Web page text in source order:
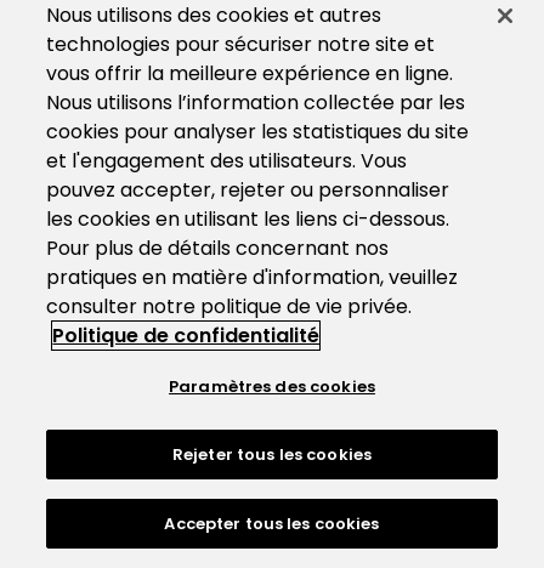
Nous utilisons des cookies et autres
technologies pour sécuriser notre site et
vous offrir la meilleure expérience en ligne.
Nous utilisons l’information collectée par les
cookies pour analyser les statistiques du site
et l'engagement des utilisateurs. Vous
pouvez accepter, rejeter ou personnaliser
les cookies en utilisant les liens ci-dessous.
Pour plus de détails concernant nos
pratiques en matière d'information, veuillez
consulter notre politique de vie privée.
Politique de confidentialité
Paramètres des cookies
Rejeter tous les cookies
Accepter tous les cookies